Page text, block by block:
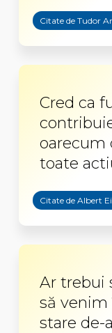
Citate de Tudor
Cred ca
oarecum
toate
Citate de Albert
Ar trebui
să venim
stare de-